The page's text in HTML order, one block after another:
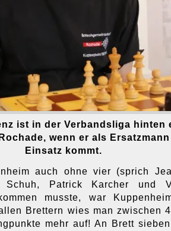
ist in der Verbandsliga hinten
wenn er als
Einsatz kommt.
auch ohne vier (sprich
Schuh, Patrick Karcher und
musste, war
Brettern wies man zwischen
mehr auf! An Brett